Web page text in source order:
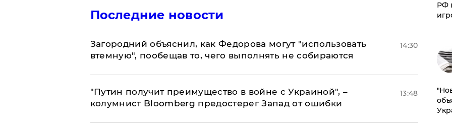
Последние новости
Загородний объяснил, как Федорова могут "использовать
втемную", пообещав то, чего выполнять не собираются
14:30
"Путин получит преимущество в войне с Украиной", –
колумнист Bloomberg предостерег Запад от ошибки
13:48
РФ